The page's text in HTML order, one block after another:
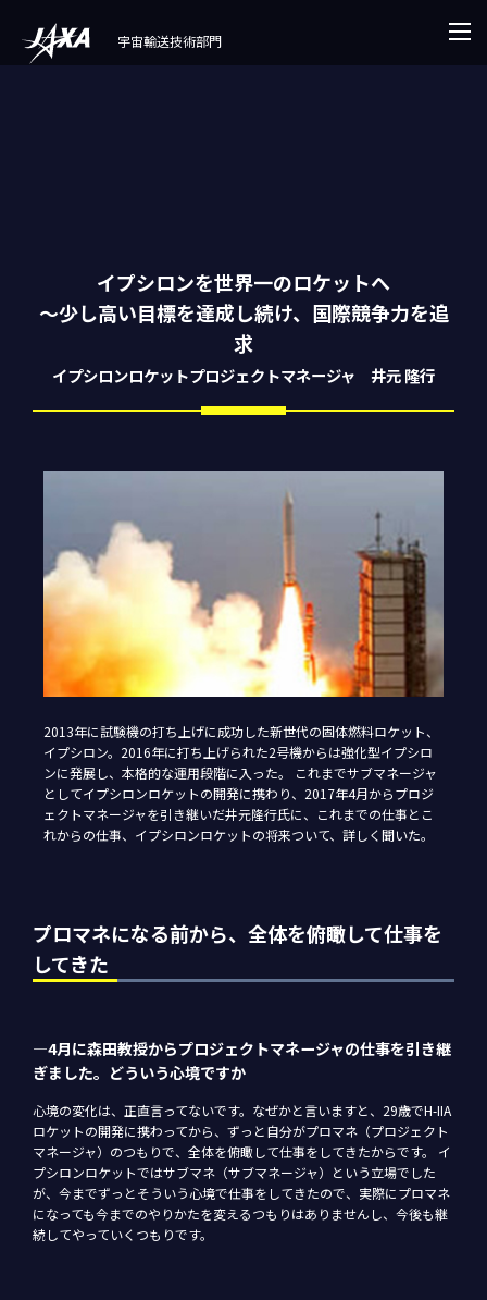
宇宙輸送技術部門
イプシロンを世界一のロケットへ
～少し高い目標を達成し続け、国際競争力を追
求
イプシロンロケットプロジェクトマネージャ 井元 隆行
2013年に試験機の打ち上げに成功した新世代の固体燃料ロケット、
イプシロン。2016年に打ち上げられた2号機からは強化型イプシロ
ンに発展し、本格的な運用段階に入った。 これまでサブマネージャ
としてイプシロンロケットの開発に携わり、2017年4月からプロジ
ェクトマネージャを引き継いだ井元隆行氏に、これまでの仕事とこ
れからの仕事、イプシロンロケットの将来ついて、詳しく聞いた。
プロマネになる前から、全体を俯瞰して仕事を
してきた
―4月に森田教授からプロジェクトマネージャの仕事を引き継
ぎました。どういう心境ですか
心境の変化は、正直言ってないです。なぜかと言いますと、29歳でH-IIA
ロケットの開発に携わってから、ずっと自分がプロマネ（プロジェクト
マネージャ）のつもりで、全体を俯瞰して仕事をしてきたからです。 イ
プシロンロケットではサブマネ（サブマネージャ）という立場でした
が、今までずっとそういう心境で仕事をしてきたので、実際にプロマネ
になっても今までのやりかたを変えるつもりはありませんし、今後も継
続してやっていくつもりです。